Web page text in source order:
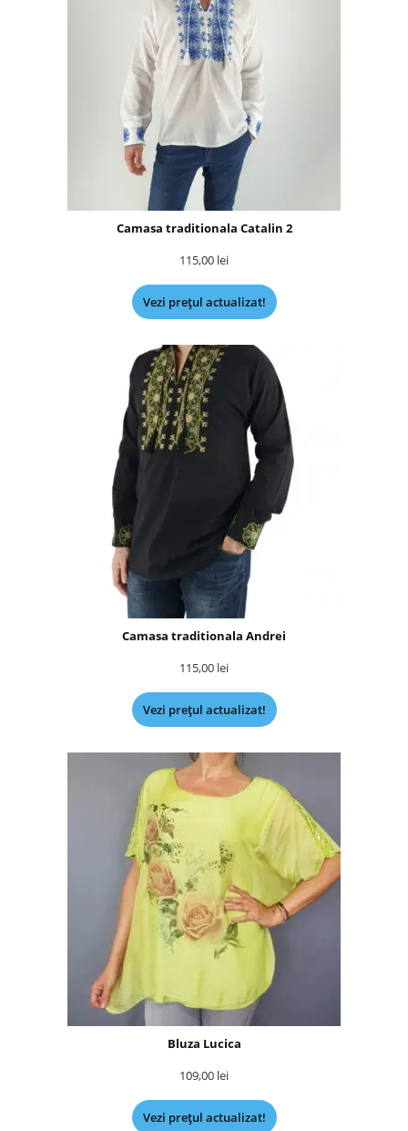
Camasa traditionala Catalin 2
115,00 lei
Vezi prețul actualizat!
Camasa traditionala Andrei
115,00 lei
Vezi prețul actualizat!
Bluza Lucica
109,00 lei
Vezi prețul actualizat!